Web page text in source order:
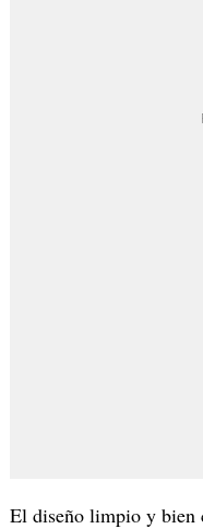
El diseño limpio y bien